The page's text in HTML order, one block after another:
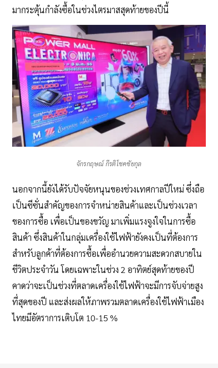
มากระตุ้นกำลังซื้อในช่วงไตรมาสสุดท้ายของปีนี้
จักรกฤษณ์ กีรติโชคชัยกุล
นอกจากนี้ยังได้รับปัจจัยหนุนของช่วงเทศกาลปีใหม่ ซึ่งถือ
เป็นซีซั่นสำคัญของการจำหน่ายสินค้าและเป็นช่วงเวลา
ของการซื้อ เพื่อเป็นของขวัญ มาเพิ่มแรงจูงใจในการซื้อ
สินค้า ซึ่งสินค้าในกลุ่มเครื่องใช้ไฟฟ้ายังคงเป็นที่ต้องการ
สำหรับลูกค้าที่ต้องการซื้อเพื่ออำนวยความสะดวกสบายใน
ชีวิตประจำวัน โดยเฉพาะในช่วง 2 อาทิตย์สุดท้ายของปี
คาดว่าจะเป็นช่วงที่ตลาดเครื่องใช้ไฟฟ้าจะมีการจับจ่ายสูง
ที่สุดของปี และส่งผลให้ภาพรวมตลาดเครื่องใช้ไฟฟ้าเมือง
ไทยมีอัตราการเติบโต 10-15 %